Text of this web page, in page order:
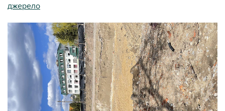
джерело